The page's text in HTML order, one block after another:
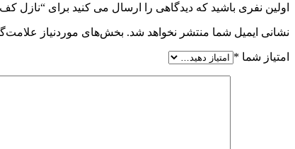
اولین نفری باشید که دیدگاهی را ارسال می کنید برای
نشانی ایمیل شما منتشر نخواهد شد. بخش‌های موردنیاز
امتیاز شما *